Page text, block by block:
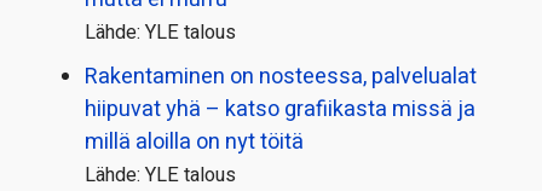
Lähde: YLE talous
Rakentaminen on nosteessa, palvelualat
hiipuvat yhä – katso grafiikasta missä ja
millä aloilla on nyt töitä
Lähde: YLE talous